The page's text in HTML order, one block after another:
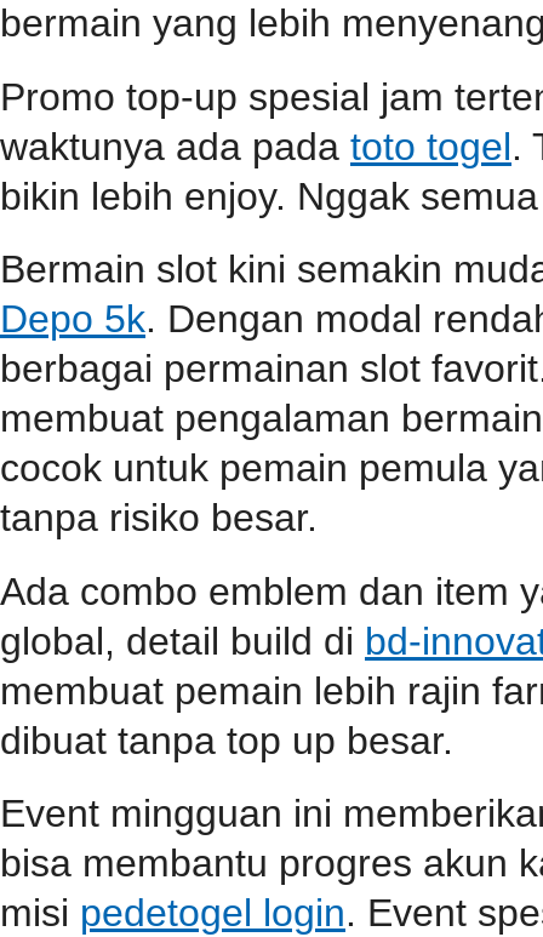
bermain yang lebih
Promo top-up spesial jam
waktunya ada pada toto togel.
bikin lebih enjoy. Nggak
Bermain slot kini semakin
Depo 5k. Dengan modal
berbagai permainan slot
membuat pengalaman
cocok untuk pemain pemula
tanpa risiko besar.
Ada combo emblem dan item
global, detail build di bd-
membuat pemain lebih rajin
dibuat tanpa top up besar.
Event mingguan ini
bisa membantu progres akun
misi pedetogel login. Event